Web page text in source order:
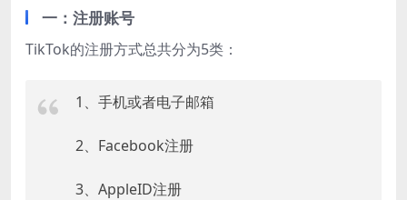
一：注册账号
TikTok的注册方式总共分为5类：
1、手机或者电子邮箱
2、Facebook注册
3、AppleID注册